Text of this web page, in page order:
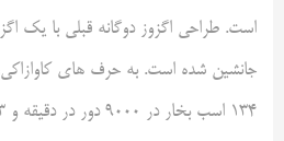
جانشین شده است. به حرف های